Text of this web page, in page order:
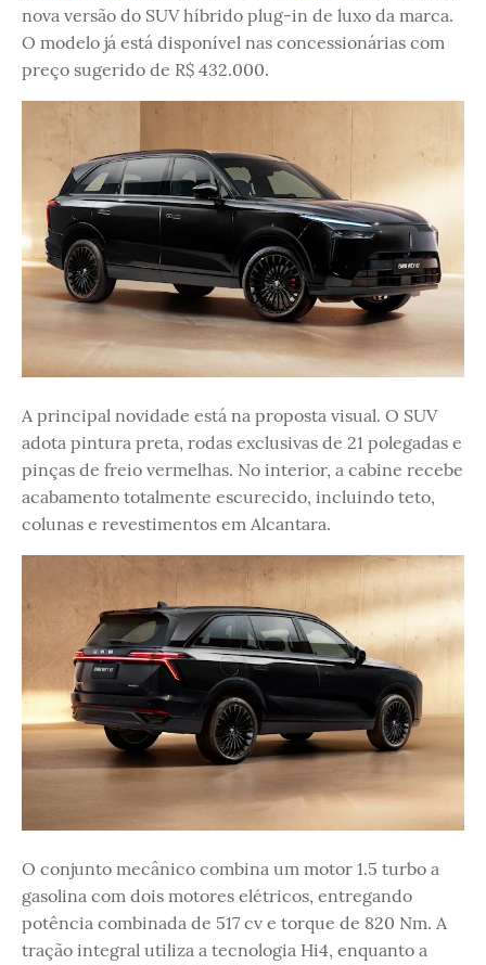
nova versão do SUV híbrido plug-in de luxo da marca.
O modelo já está disponível nas concessionárias com
preço sugerido de R$ 432.000.
A principal novidade está na proposta visual. O SUV
adota pintura preta, rodas exclusivas de 21 polegadas e
pinças de freio vermelhas. No interior, a cabine recebe
acabamento totalmente escurecido, incluindo teto,
colunas e revestimentos em Alcantara.
O conjunto mecânico combina um motor 1.5 turbo a
gasolina com dois motores elétricos, entregando
potência combinada de 517 cv e torque de 820 Nm. A
tração integral utiliza a tecnologia Hi4, enquanto a